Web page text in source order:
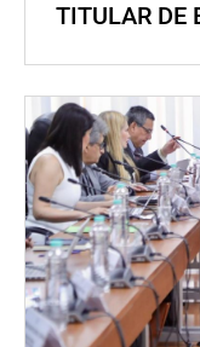
TITULAR DE